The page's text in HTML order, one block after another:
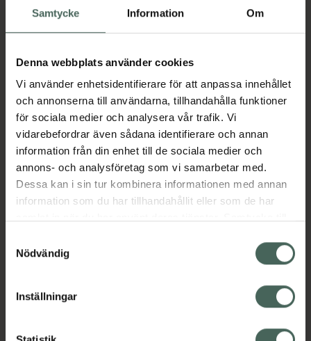
Samtycke Information Om
Denna webbplats använder cookies
Vi använder enhetsidentifierare för att anpassa innehållet
och annonserna till användarna, tillhandahålla funktioner
för sociala medier och analysera vår trafik. Vi
vidarebefordrar även sådana identifierare och annan
information från din enhet till de sociala medier och
annons- och analysföretag som vi samarbetar med.
Dessa kan i sin tur kombinera informationen med annan
information som du har tillhandahållit eller som de har
återkalla ditt samtycke via webbplatsens
cookieinställningar. Ett återkallat samtycke påverkar inte
lagligheten av behandling som skett innan återkallelsen.
Nödvändig
Inställningar
Beskrivning Dölj
Läs alltid bipacksedeln innan
användning.
EAN:
04031649000119